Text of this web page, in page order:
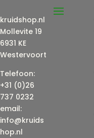
kruidshop.nl
Mollevite 19
6931 KE
Westervoort
Telefoon:
+31 (0)26
737 0232
email:
info@kruids
hop.nl